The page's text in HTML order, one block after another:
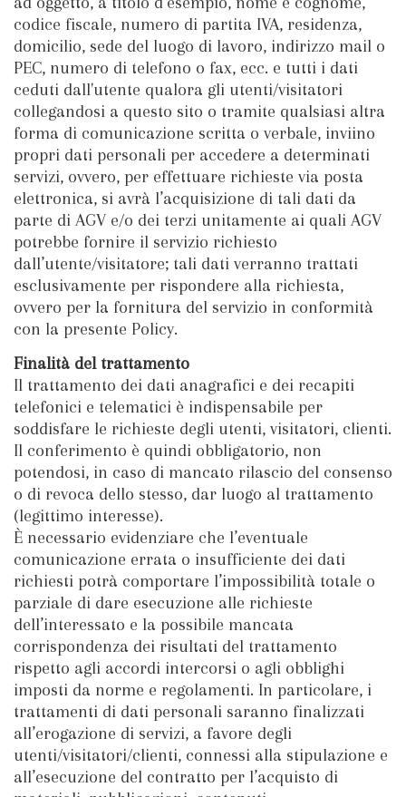
codice fiscale, numero di partita IVA, residenza,
domicilio, sede del luogo di lavoro, indirizzo mail o
PEC, numero di telefono o fax, ecc. e tutti i dati
ceduti dall'utente qualora gli utenti/visitatori
collegandosi a questo sito o tramite qualsiasi altra
forma di comunicazione scritta o verbale, inviino
propri dati personali per accedere a determinati
servizi, ovvero, per effettuare richieste via posta
elettronica, si avrà l’acquisizione di tali dati da
parte di AGV e/o dei terzi unitamente ai quali AGV
potrebbe fornire il servizio richiesto
dall’utente/visitatore; tali dati verranno trattati
esclusivamente per rispondere alla richiesta,
ovvero per la fornitura del servizio in conformità
con la presente Policy.
Finalità del trattamento
Il trattamento dei dati anagrafici e dei recapiti
telefonici e telematici è indispensabile per
soddisfare le richieste degli utenti, visitatori, clienti.
Il conferimento è quindi obbligatorio, non
potendosi, in caso di mancato rilascio del consenso
o di revoca dello stesso, dar luogo al trattamento
(legittimo interesse).
È necessario evidenziare che l’eventuale
comunicazione errata o insufficiente dei dati
richiesti potrà comportare l’impossibilità totale o
parziale di dare esecuzione alle richieste
dell’interessato e la possibile mancata
corrispondenza dei risultati del trattamento
rispetto agli accordi intercorsi o agli obblighi
imposti da norme e regolamenti. In particolare, i
trattamenti di dati personali saranno finalizzati
all’erogazione di servizi, a favore degli
utenti/visitatori/clienti, connessi alla stipulazione e
all’esecuzione del contratto per l’acquisto di